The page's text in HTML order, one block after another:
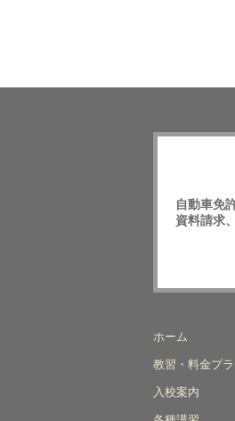
自動車免
資料請求
ホーム
教習・料金プ
入校案内